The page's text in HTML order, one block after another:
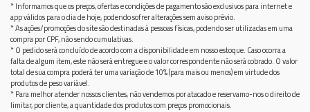
* Informamos que os preços, ofertas e condições de pagamento são exclusivos para internet e
app válidos para o dia de hoje, podendo sofrer alterações sem aviso prévio.
* As ações/promoções do site são destinadas à pessoas físicas, podendo ser utilizadas em uma
compra por CPF, não sendo cumulativas.
* O pedido será concluído de acordo com a disponibilidade em nosso estoque. Caso ocorra a
falta de algum item, este não será entregue e o valor correspondente não será cobrado. O valor
total de sua compra poderá ter uma variação de 10% (para mais ou menos) em virtude dos
produtos de peso variável.
* Para melhor atender nossos clientes, não vendemos por atacado e reservamo-nos o direito de
limitar, por cliente, a quantidade dos produtos com preços promocionais.